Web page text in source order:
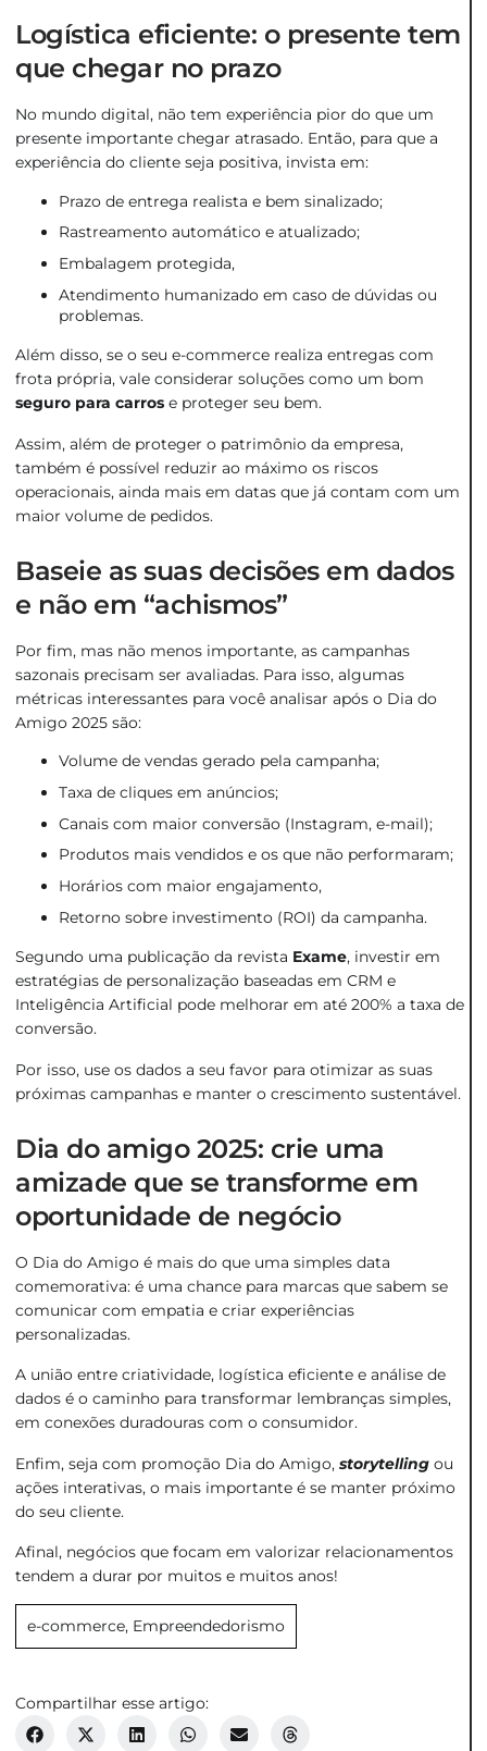
Logística eficiente: o presente tem
que chegar no prazo
No mundo digital, não tem experiência pior do que um
presente importante chegar atrasado. Então, para que a
experiência do cliente seja positiva, invista em:
Prazo de entrega realista e bem sinalizado;
Rastreamento automático e atualizado;
Embalagem protegida,
Atendimento humanizado em caso de dúvidas ou
problemas.
Além disso, se o seu e-commerce realiza entregas com
frota própria, vale considerar soluções como um bom
seguro para carros e proteger seu bem.
Assim, além de proteger o patrimônio da empresa,
também é possível reduzir ao máximo os riscos
operacionais, ainda mais em datas que já contam com um
maior volume de pedidos.
Baseie as suas decisões em dados
e não em “achismos”
Por fim, mas não menos importante, as campanhas
sazonais precisam ser avaliadas. Para isso, algumas
métricas interessantes para você analisar após o Dia do
Amigo 2025 são:
Volume de vendas gerado pela campanha;
Taxa de cliques em anúncios;
Canais com maior conversão (Instagram, e-mail);
Produtos mais vendidos e os que não performaram;
Horários com maior engajamento,
Retorno sobre investimento (ROI) da campanha.
Segundo uma publicação da revista Exame, investir em
estratégias de personalização baseadas em CRM e
Inteligência Artificial pode melhorar em até 200% a taxa de
conversão.
Por isso, use os dados a seu favor para otimizar as suas
próximas campanhas e manter o crescimento sustentável.
Dia do amigo 2025: crie uma
amizade que se transforme em
oportunidade de negócio
O Dia do Amigo é mais do que uma simples data
comemorativa: é uma chance para marcas que sabem se
comunicar com empatia e criar experiências
personalizadas.
A união entre criatividade, logística eficiente e análise de
dados é o caminho para transformar lembranças simples,
em conexões duradouras com o consumidor.
Enfim, seja com promoção Dia do Amigo, storytelling ou
ações interativas, o mais importante é se manter próximo
do seu cliente.
Afinal, negócios que focam em valorizar relacionamentos
tendem a durar por muitos e muitos anos!
e-commerce, Empreendedorismo
Compartilhar esse artigo: